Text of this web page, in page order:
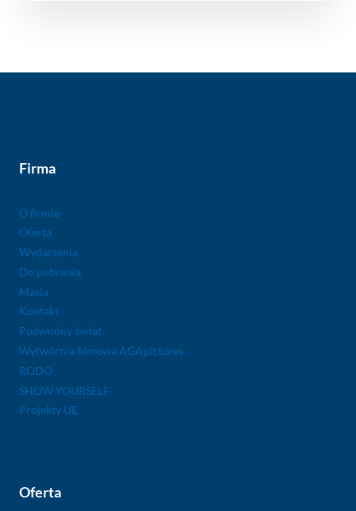
Firma
O firmie
Oferta
Wydarzenia
Do pobrania
Masia
Kontakt
Podwodny świat
Wytwórnia filmowa AGApictures
RODO
SHOW YOURSELF
Projekty UE
Oferta